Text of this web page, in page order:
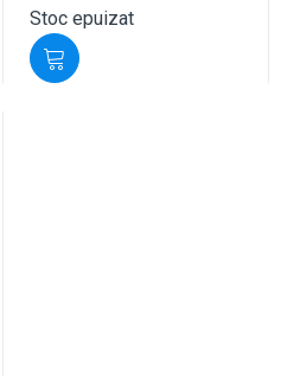
Stoc epuizat